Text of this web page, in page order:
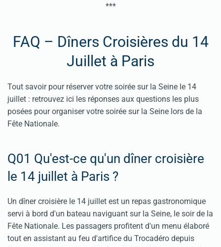
***
FAQ – Dîners Croisières du 14
Juillet à Paris
Tout savoir pour réserver votre soirée sur la Seine le 14
juillet : retrouvez ici les réponses aux questions les plus
posées pour organiser votre soirée sur la Seine lors de la
Fête Nationale.
Q01 Qu'est-ce qu'un dîner croisière
le 14 juillet à Paris ?
Un dîner croisière le 14 juillet est un repas gastronomique
servi à bord d'un bateau naviguant sur la Seine, le soir de la
Fête Nationale. Les passagers profitent d'un menu élaboré
tout en assistant au feu d'artifice du Trocadéro depuis